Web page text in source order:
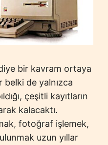
diye bir kavram ortaya
belki de yalnızca
çeşitli kayıtların
kalacaktı.
fotoğraf işlemek,
uzun yıllar